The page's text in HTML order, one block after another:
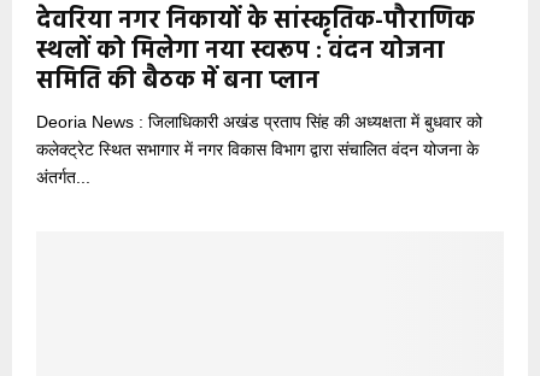
देवरिया नगर निकायों के सांस्कृतिक-पौराणिक
स्थलों को मिलेगा नया स्वरूप : वंदन योजना
समिति की बैठक में बना प्लान
Deoria News : जिलाधिकारी अखंड प्रताप सिंह की अध्यक्षता में बुधवार को
कलेक्ट्रेट स्थित सभागार में नगर विकास विभाग द्वारा संचालित वंदन योजना के
अंतर्गत...